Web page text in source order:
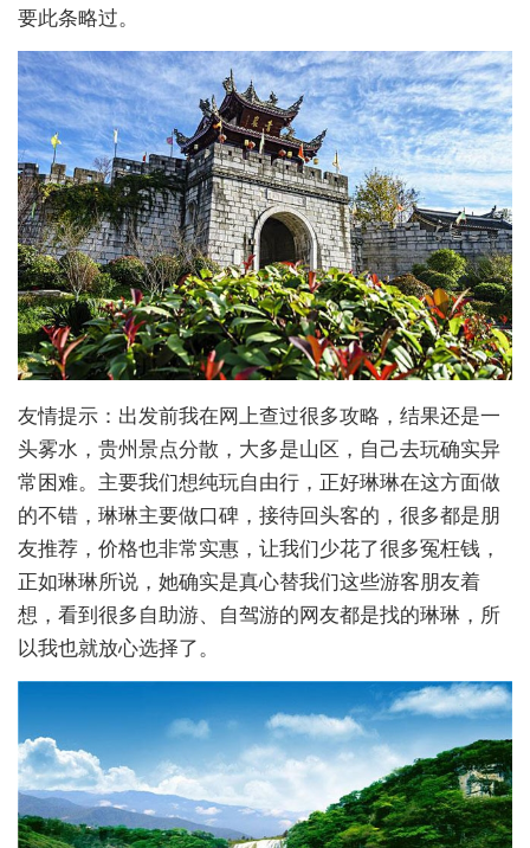
要此条略过。
友情提示：出发前我在网上查过很多攻略，结果还是一
头雾水，贵州景点分散，大多是山区，自己去玩确实异
常困难。主要我们想纯玩自由行，正好琳琳在这方面做
的不错，琳琳主要做口碑，接待回头客的，很多都是朋
友推荐，价格也非常实惠，让我们少花了很多冤枉钱，
正如琳琳所说，她确实是真心替我们这些游客朋友着
想，看到很多自助游、自驾游的网友都是找的琳琳，所
以我也就放心选择了。